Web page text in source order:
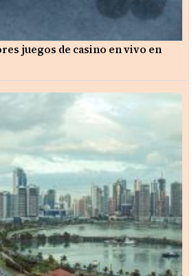
juegos de casino en vivo en